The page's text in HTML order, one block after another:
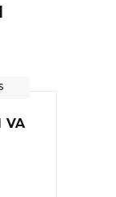
VA